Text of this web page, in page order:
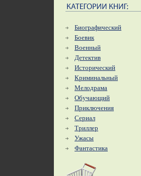
Биографический
Боевик
Военный
Детектив
Исторический
Криминальный
Мелодрама
Обучающий
Приключения
Сериал
Триллер
Ужасы
Фантастика